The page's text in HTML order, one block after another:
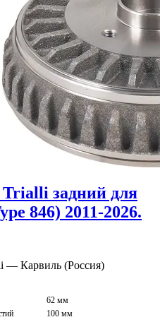
задний для
846) 2011-2026.
— Карвиль (Россия)
62 мм
100 мм